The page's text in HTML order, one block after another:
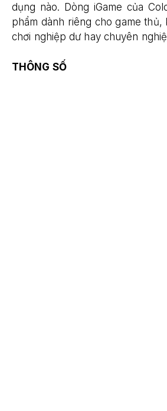
dụng nào. Dòng iGame của
phẩm dành riêng cho game thủ,
chơi nghiệp dư hay chuyên
THÔNG SỐ